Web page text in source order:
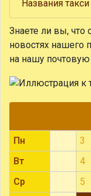
Названия
Знаете ли вы, что
новостях нашего
на нашу
Пн 3
Вт
4
Ср
5